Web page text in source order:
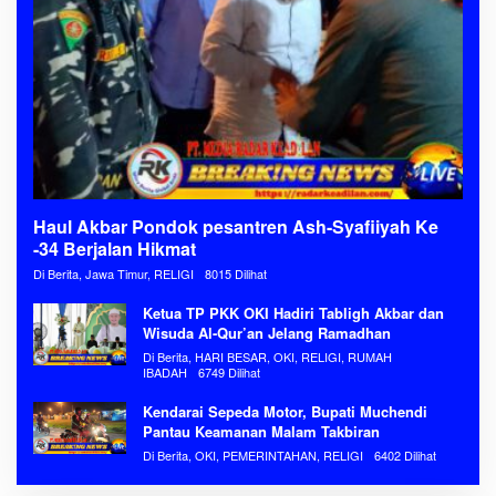
Haul Akbar Pondok pesantren Ash-Syafiiyah Ke
-34 Berjalan Hikmat
Di Berita, Jawa Timur, RELIGI 8015 Dilihat
Ketua TP PKK OKI Hadiri Tabligh Akbar dan
Wisuda Al-Qur’an Jelang Ramadhan
Di Berita, HARI BESAR, OKI, RELIGI, RUMAH
IBADAH
6749 Dilihat
Kendarai Sepeda Motor, Bupati Muchendi
Pantau Keamanan Malam Takbiran
Di Berita, OKI, PEMERINTAHAN, RELIGI 6402 Dilihat